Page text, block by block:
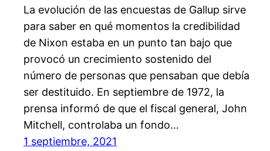
La evolución de las encuestas de Gallup sirve
para saber en qué momentos la credibilidad
de Nixon estaba en un punto tan bajo que
provocó un crecimiento sostenido del
número de personas que pensaban que debía
ser destituido. En septiembre de 1972, la
prensa informó de que el fiscal general, John
Mitchell, controlaba un fondo…
1 septiembre, 2021